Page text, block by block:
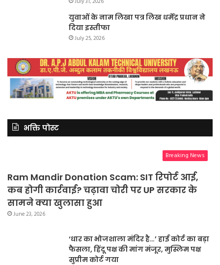
युवाओं के नाम लिखा पत्र लिख धर्मेंद्र प्रधान ने
दिया इस्तीफा
July 25, 2026
भक्ति पोस्ट
Breaking News
Ram Mandir Donation Scam: SIT रिपोर्ट आई,
कब होगी कार्रवाई? चढ़ावा चोरी पर UP सरकार के
सामने क्या खुलासा हुआ
June 23, 2026
‘धार का भोजशाला मंदिर है…’ हाई कोर्ट का बड़ा
फैसला, हिंदू पक्ष की मांग मंजूर, मुस्लिम पक्ष
सुप्रीम कोर्ट गया